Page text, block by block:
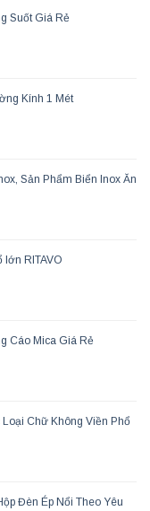
Suốt Giá Rẻ
Kính 1 Mét
Sản Phẩm Biển Inox Ăn
lớn RITAVO
Cáo Mica Giá Rẻ
Chữ Không Viền Phổ
Đèn Ép Nổi Theo Yêu